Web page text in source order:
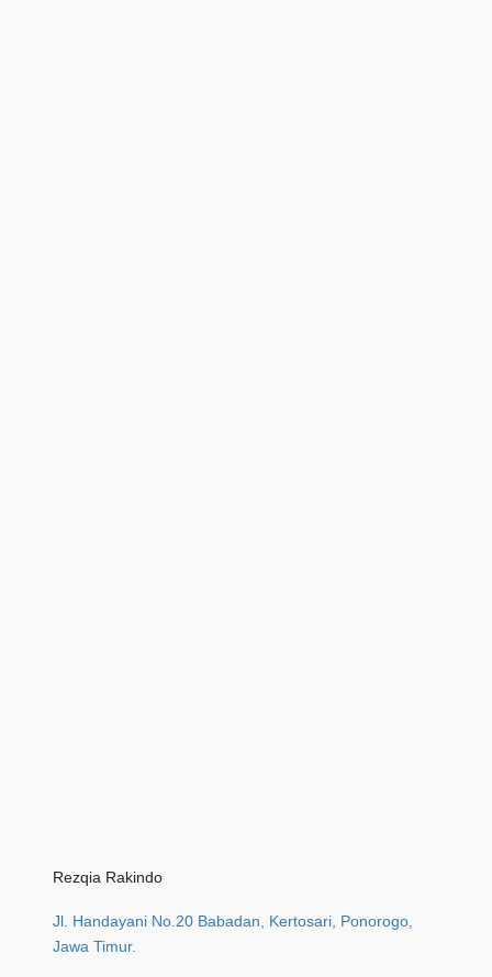
Rezqia Rakindo
Jl. Handayani No.20 Babadan, Kertosari, Ponorogo,
Jawa Timur.